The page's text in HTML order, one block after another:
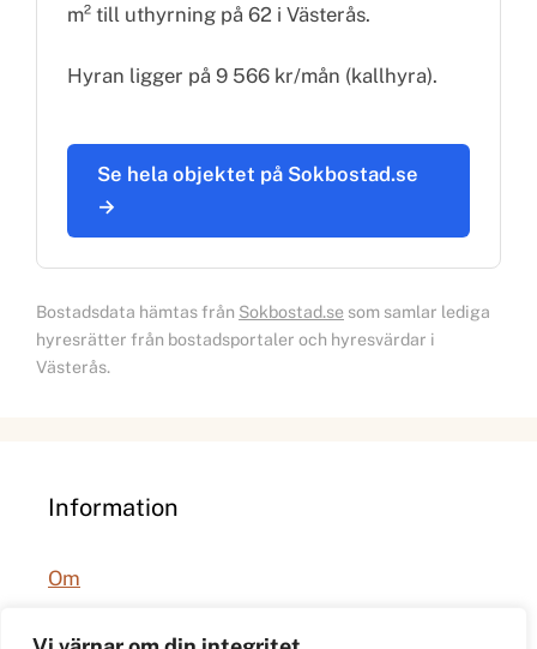
m² till uthyrning på 62 i Västerås.
Hyran ligger på 9 566 kr/mån (kallhyra).
Se hela objektet på Sokbostad.se
→
Bostadsdata hämtas från Sokbostad.se som samlar lediga
hyresrätter från bostadsportaler och hyresvärdar i
Västerås.
Information
Om